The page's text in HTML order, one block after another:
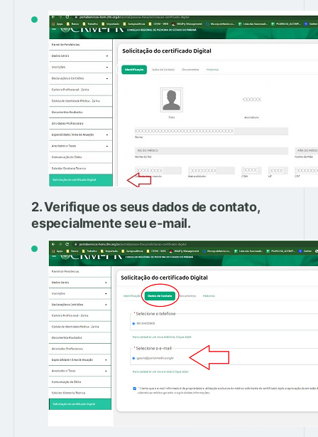
2. Verifique os seus dados de contato,
especialmente seu e-mail.